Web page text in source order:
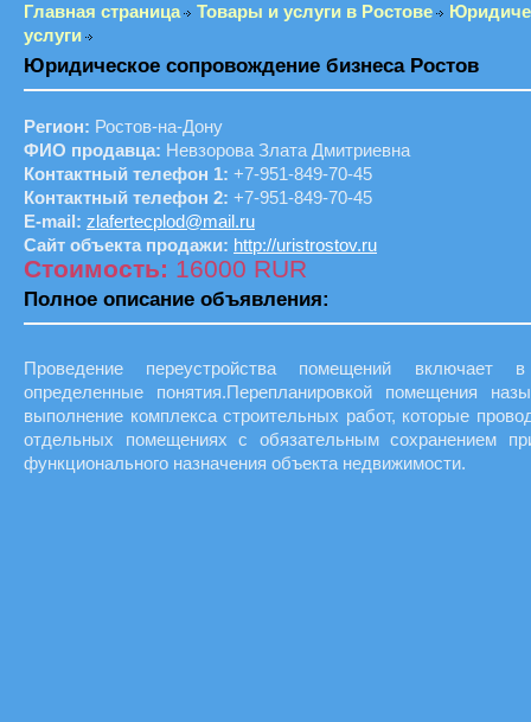
Главная страница Товары и услуги в Ростове
услуги
Юридическое сопровождение бизнеса Ростов
Регион: Ростов-на-Дону
ФИО продавца: Невзорова Злата Дмитриевна
Контактный телефон 1: +7-951-849-70-45
Контактный телефон 2: +7-951-849-70-45
E-mail: zlafertecplod@mail.ru
Сайт объекта продажи: http://uristrostov.ru
Стоимость: 16000 RUR
Полное описание объявления:
Проведение переустройства помещений включает
определенные понятия.Перепланировкой помещения
выполнение комплекса строительных работ, которые
отдельных помещениях с обязательным сохранением
функционального назначения объекта недвижимости.